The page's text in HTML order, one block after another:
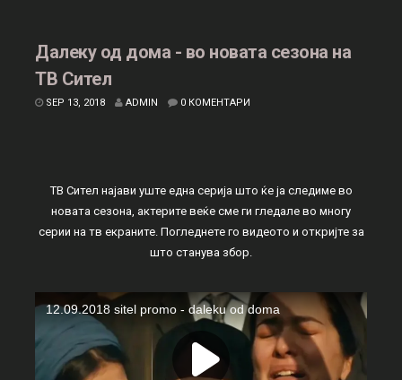
Далеку од дома - во новата сезона на
ТВ Сител
SEP 13, 2018 ADMIN 0 КОМЕНТАРИ
ТВ Сител најави уште една серија што ќе ја следиме во
новата сезона, актерите веќе сме ги гледале во многу
серии на тв екраните. Погледнете го видеото и откријте за
што станува збор.